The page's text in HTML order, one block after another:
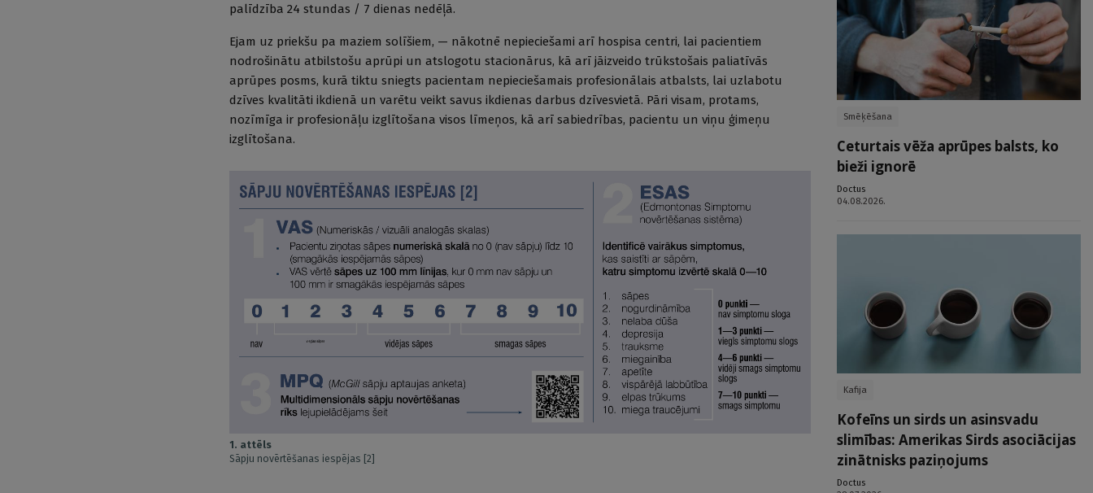
palīdzība 24 stundas / 7 dienas nedēļā.
Ejam uz priekšu pa maziem solīšiem, — nākotnē nepieciešami arī hospisa centri, lai pacientiem
nodrošinātu atbilstošu aprūpi un atslogotu stacionārus, kā arī jāizveido trūkstošais paliatīvās
aprūpes posms, kurā tiktu sniegts pacientam nepieciešamais profesionālais atbalsts, lai uzlabotu
dzīves kvalitāti ikdienā un varētu veikt savus ikdienas darbus dzīvesvietā. Pāri visam, protams,
nozīmīga ir profesionāļu izglītošana visos līmeņos, kā arī sabiedrības, pacientu un viņu ģimeņu
izglītošana.
1. attēls
Sāpju novērtēšanas iespējas [2]
Smēķēšana
Ceturtais vēža aprūpes balsts, ko
bieži ignorē
Doctus
04.08.2026.
Kafija
Kofeīns un sirds un asinsvadu
slimības: Amerikas Sirds asociācijas
zinātnisks paziņojums
Doctus